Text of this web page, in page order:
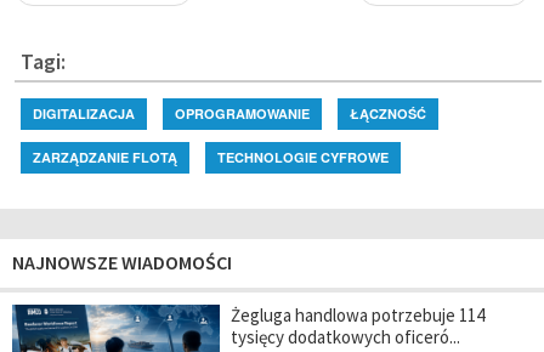
Tagi:
DIGITALIZACJA OPROGRAMOWANIE ŁĄCZNOŚĆ
ZARZĄDZANIE FLOTĄ TECHNOLOGIE CYFROWE
NAJNOWSZE WIADOMOŚCI
Żegluga handlowa potrzebuje 114
tysięcy dodatkowych oficeró...